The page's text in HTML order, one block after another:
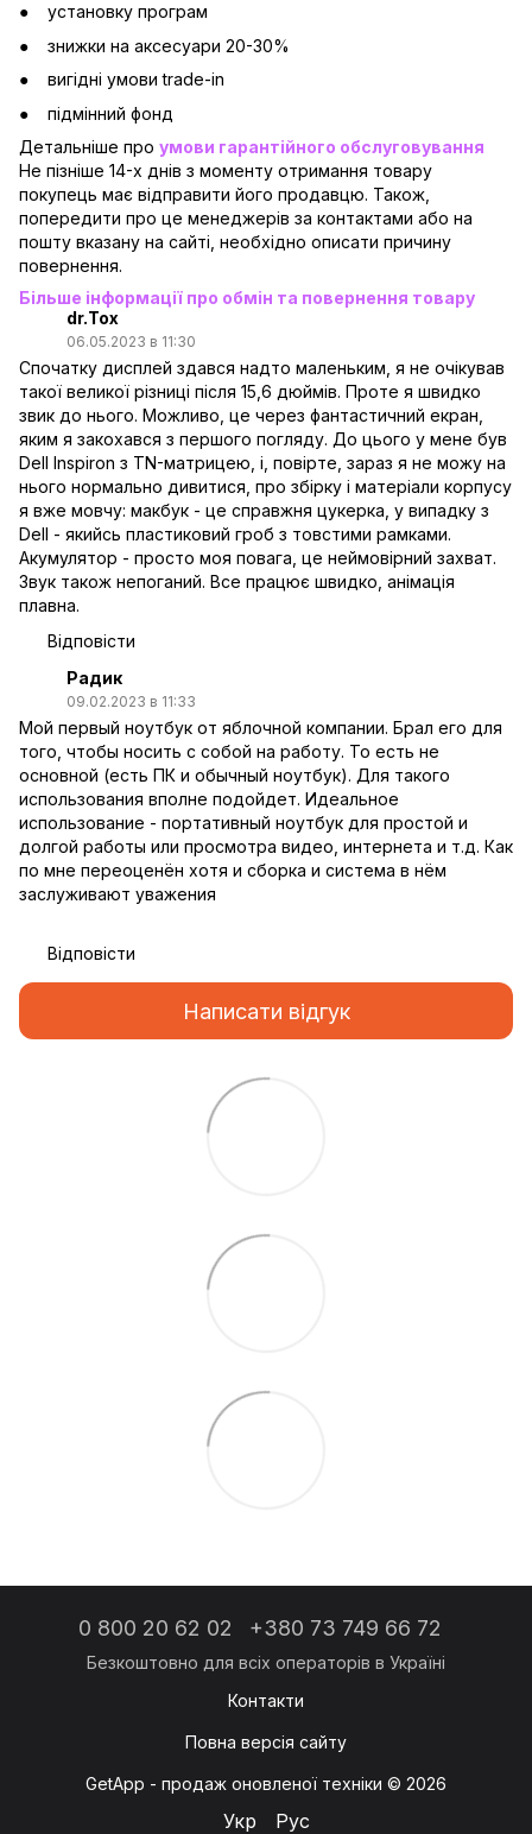
установку програм
знижки на аксесуари 20-30%
вигідні умови trade-in
підмінний фонд
Детальніше про умови гарантійного обслуговування
Не пізніше 14-х днів з моменту отримання товару
покупець має відправити його продавцю. Також,
попередити про це менеджерів за контактами або на
пошту вказану на сайті, необхідно описати причину
повернення.
Більше інформації про обмін та повернення товару
dr.Tox
06.05.2023 в 11:30
Спочатку дисплей здався надто маленьким, я не очікував
такої великої різниці після 15,6 дюймів. Проте я швидко
звик до нього. Можливо, це через фантастичний екран,
яким я закохався з першого погляду. До цього у мене був
Dell Inspiron з TN-матрицею, і, повірте, зараз я не можу на
нього нормально дивитися, про збірку і матеріали корпусу
я вже мовчу: макбук - це справжня цукерка, у випадку з
Dell - якийсь пластиковий гроб з товстими рамками.
Акумулятор - просто моя повага, це неймовірний захват.
Звук також непоганий. Все працює швидко, анімація
плавна.
Відповісти
Радик
09.02.2023 в 11:33
Мой первый ноутбук от яблочной компании. Брал его для
того, чтобы носить с собой на работу. То есть не
основной (есть ПК и обычный ноутбук). Для такого
использования вполне подойдет. Идеальное
использование - портативный ноутбук для простой и
долгой работы или просмотра видео, интернета и т.д. Как
по мне переоценён хотя и сборка и система в нём
заслуживают уважения
Відповісти
Написати відгук
0 800 20 62 02 +380 73 749 66 72
Контакти
Повна версія сайту
GetApp - продаж оновленої техніки © 2026
Укр Рус